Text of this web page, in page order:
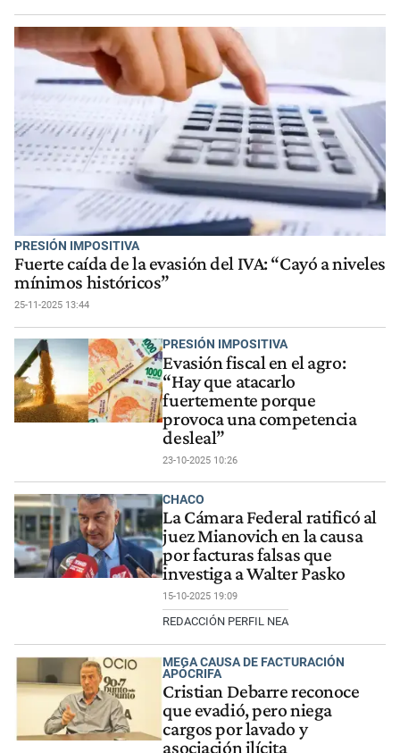
PRESIÓN IMPOSITIVA
Fuerte caída de la evasión del IVA: “Cayó a niveles
mínimos históricos”
25-11-2025 13:44
PRESIÓN IMPOSITIVA
Evasión fiscal en el agro:
“Hay que atacarlo
fuertemente porque
provoca una competencia
desleal”
23-10-2025 10:26
CHACO
La Cámara Federal ratificó al
juez Mianovich en la causa
por facturas falsas que
investiga a Walter Pasko
15-10-2025 19:09
REDACCIÓN PERFIL NEA
MEGA CAUSA DE FACTURACIÓN
APÓCRIFA
Cristian Debarre reconoce
que evadió, pero niega
cargos por lavado y
asociación ilícita